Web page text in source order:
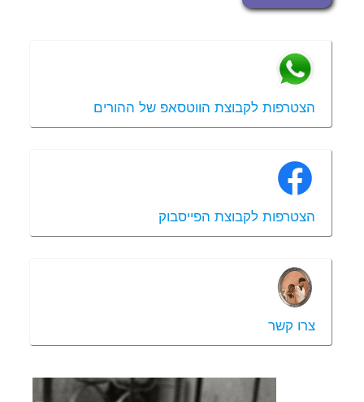
הצטרפות לקבוצת הווטסאפ של ההורים
הצטרפות לקבוצת הפייסבוק
צרו קשר